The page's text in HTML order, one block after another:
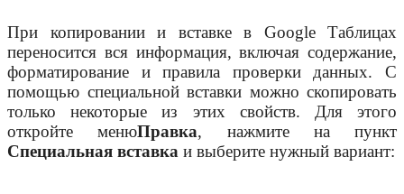
При копировании и вставке в Google Таблицах
переносится вся информация, включая содержание,
форматирование и правила проверки данных. С
помощью специальной вставки можно скопировать
только некоторые из этих свойств. Для этого
откройте менюПравка, нажмите на пункт
Специальная вставка и выберите нужный вариант: